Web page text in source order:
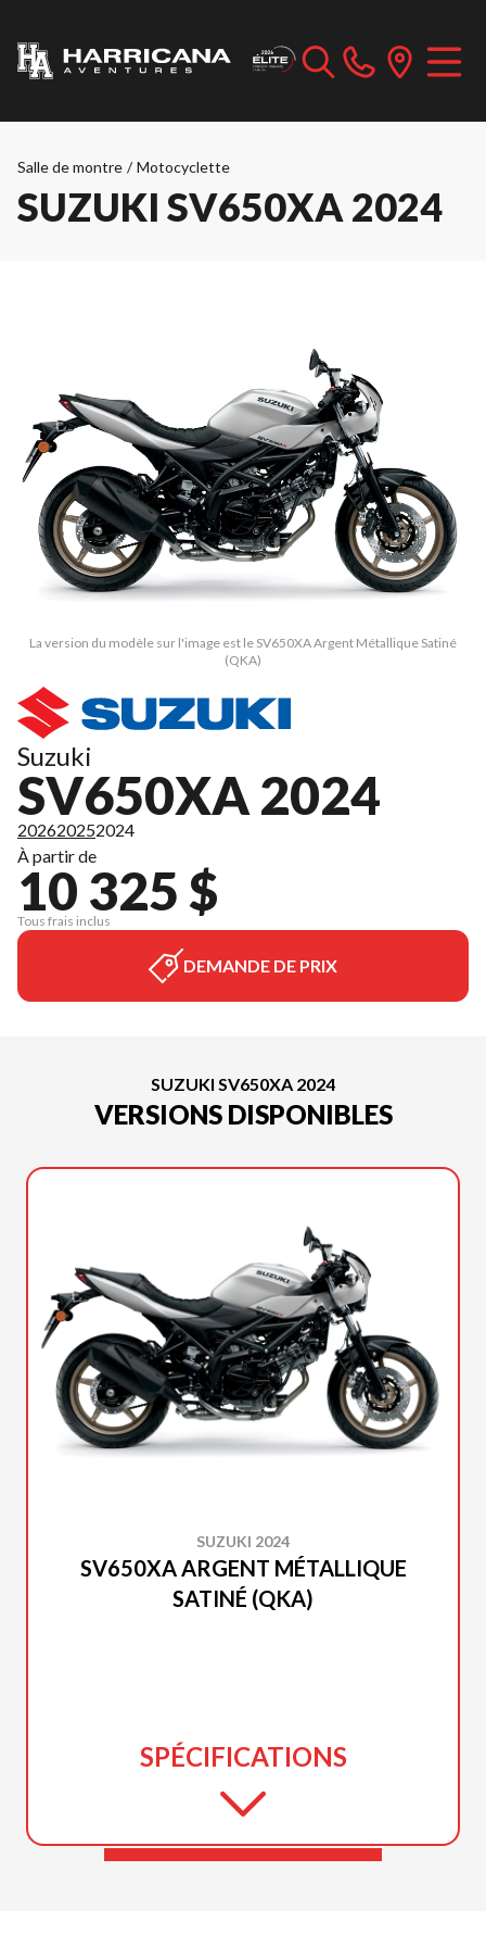
Salle de montre / Motocyclette
SUZUKI SV650XA 2024
La version du modèle sur l'image est le SV650XA Argent Métallique Satiné
(QKA)
Suzuki
SV650XA 2024
202620252024
À partir de
10 325 $
Tous frais inclus
DEMANDE DE PRIX
SUZUKI SV650XA 2024
VERSIONS DISPONIBLES
SUZUKI 2024
SV650XA ARGENT MÉTALLIQUE
SATINÉ (QKA)
SPÉCIFICATIONS